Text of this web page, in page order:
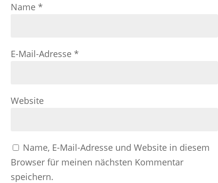
Name *
E-Mail-Adresse *
Website
Name, E-Mail-Adresse und Website in diesem
Browser für meinen nächsten Kommentar
speichern.